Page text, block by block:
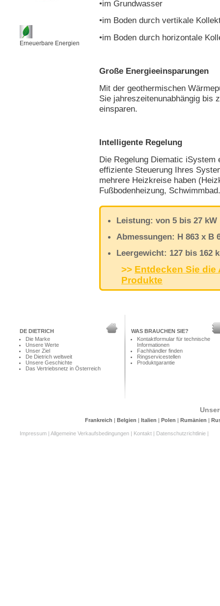
Erneuerbare Energien
•im Grundwasser
•im Boden durch vertikale
•im Boden durch horizontale
Große Energieeinsparungen
Mit der geothermischen
Sie jahreszeitenunabhängig bis
einsparen.
Intelligente Regelung
Die Regelung Diematic iSystem
effiziente Steuerung Ihres
mehrere Heizkreise haben
Fußbodenheizung,
Leistung: von 5 bis 27 kW
Abmessungen: H 863 x B
Leergewicht: 127 bis 162
>> Entdecken Sie die
Produkte
DE DIETRICH
Die Marke
Unsere Werte
Unser Ziel
De Dietrich weltweit
Unsere Geschichte
Das Vertriebsnetz in Österreich
WAS BRAUCHEN SIE?
Kontaktformular für technische
Informationen
Fachhändler finden
Ringservicestellen
Produktgarantie
Frankreich | Belgien | Italien | Polen | Rumänien |
Impressum | Allgemeine Verkaufsbedingungen | Kontakt | Datenschutzrichtlinie |